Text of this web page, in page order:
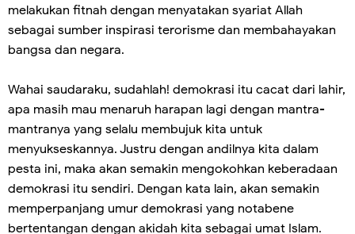
melakukan fitnah dengan menyatakan syariat Allah
sebagai sumber inspirasi terorisme dan membahayakan
bangsa dan negara.
Wahai saudaraku, sudahlah! demokrasi itu cacat dari lahir,
apa masih mau menaruh harapan lagi dengan mantra-
mantranya yang selalu membujuk kita untuk
menyukseskannya. Justru dengan andilnya kita dalam
pesta ini, maka akan semakin mengokohkan keberadaan
demokrasi itu sendiri. Dengan kata lain, akan semakin
memperpanjang umur demokrasi yang notabene
bertentangan dengan akidah kita sebagai umat Islam.